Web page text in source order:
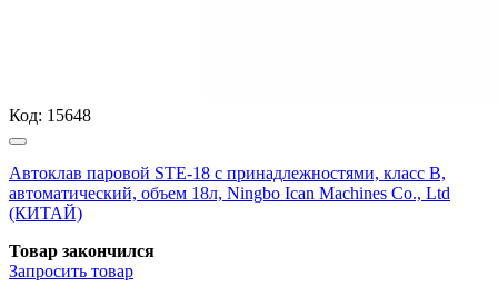
Код: 15648
Автоклав паровой STE-18 с принадлежностями, класс В,
автоматический, объем 18л, Ningbo Ican Machines Co., Ltd
(КИТАЙ)
Товар закончился
Запросить товар